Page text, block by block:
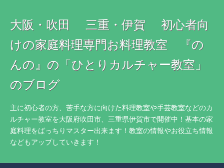
大阪・吹田 三重・伊賀 初心者向
けの家庭料理専門お料理教室 『の
んの』の「ひとりカルチャー教室」
のブログ
主に初心者の方、苦手な方に向けた料理教室や手芸教室などのカ
ルチャー教室を大阪府吹田市、三重県伊賀市で開催中！基本の家
庭料理をばっちりマスター出来ます！教室の情報やお役立ち情報
などもアップしていきます！